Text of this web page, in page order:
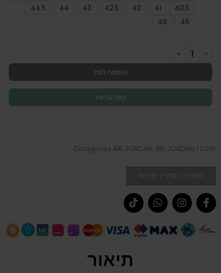
40.5
41
42
42.5
43
44
44.5
45
46
הוספה לסל
קנה עכשיו
Categories AIR JORDAN, AIR JORDAN 1 LOW
תיאור